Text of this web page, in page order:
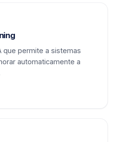
que permite a sistemas
automaticamente a